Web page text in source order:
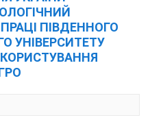
ПІВДЕННОГО
УНІВЕРСИТЕТУ